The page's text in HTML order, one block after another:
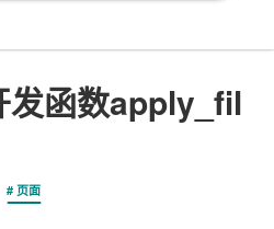
函数apply_fil
页面